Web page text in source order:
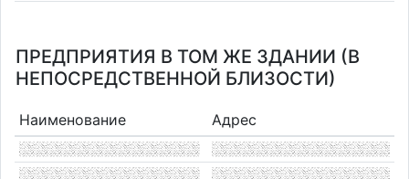
ПРЕДПРИЯТИЯ В ТОМ ЖЕ ЗДАНИИ (В
НЕПОСРЕДСТВЕННОЙ БЛИЗОСТИ)
Наименование Адрес